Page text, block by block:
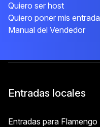
Quiero ser host
Quiero poner mis
Manual del Vendedor
Entradas locales
Entradas para Flamengo